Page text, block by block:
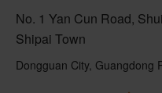
No. 1 Yan Cun Road,
Shipai Town
Dongguan City, Guangdong